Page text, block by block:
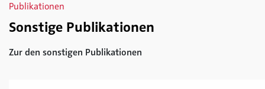
Publikationen
Sonstige Publikationen
Zur den sonstigen Publikationen